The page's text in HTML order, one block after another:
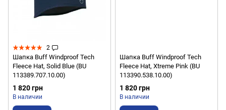
2
Шапка Buff Windproof Tech
Fleece Hat, Solid Blue (BU
113389.707.10.00)
1 820 грн
В наличии
Шапка Buff Windproof Tech
Fleece Hat, Xtreme Pink (BU
113390.538.10.00)
1 820 грн
В наличии